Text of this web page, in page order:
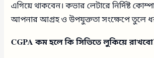
এগিয়ে থাকবেন। কভার লেটারে নির্দিষ্ট
আপনার আগ্রহ ও উপযুক্ততা সংক্ষেপে তুলে
CGPA কম হলে কি সিভিতে লুকিয়ে